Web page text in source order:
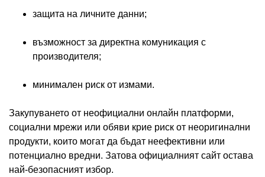
защита на личните данни;
възможност за директна комуникация с
производителя;
минимален риск от измами.
Закупуването от неофициални онлайн платформи,
социални мрежи или обяви крие риск от неоригинални
продукти, които могат да бъдат неефективни или
потенциално вредни. Затова официалният сайт остава
най-безопасният избор.